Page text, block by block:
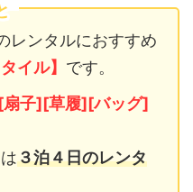
レンタルにおすすめ
イル】 です。
子][草履][バッグ]
３泊４日のレンタ